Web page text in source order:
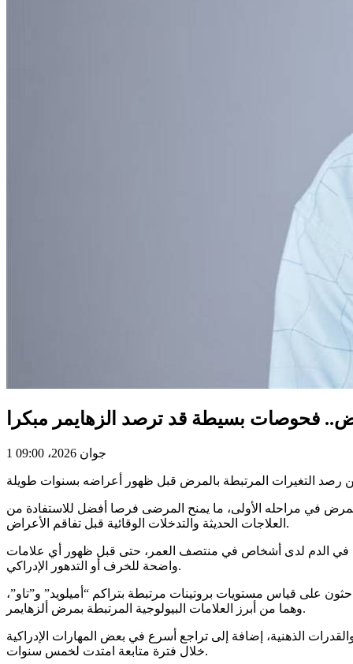
فحوصات بسيطة قد ترصد الزهايمر مبكرا
1 جوان 2026، 09:00
في مراحله الأولى، ما يمنح المرضى فرصا أفضل للاستفادة من
العلاجات الحديثة والتدخلات الوقائية قبل تفاقم الأعراض.
في الدم لدى أشخاص في منتصف العمر، حتى قبل ظهور أي علامات
واضحة للخرف أو التدهور الإدراكي.
بلغ 61 عاما، ولم يكونوا مصابين بالخرف. وركّز الباحثون على قياس مستويات بروتينات مرتبطة بتراكم “أميلويد” و”تاو”،
وهما من أبرز العلامات البيولوجية المرتبطة بمرض ألزهايمر.
والقدرات الذهنية، إضافة إلى تراجع أسرع في بعض المهارات الإدراكية
خلال فترة متابعة امتدت لخمس سنوات.